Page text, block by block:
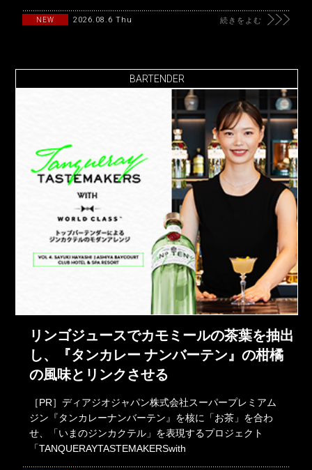
NEW 2026.08.6 Thu 続きをよむ
BARTENDER
リンゴジュースでカモミールの茶葉を抽出
し、『タンカレー ナンバーテン』の柑橘
の風味とリンクさせる
［PR］ディアジオジャパン株式会社スーパープレミアム
ジン『タンカレーナンバーテン』を核に「お茶」を合わ
せ、「いまのジンカクテル」を表現するプロジェクト
「TANQUERAYTASTEMAKERSwith